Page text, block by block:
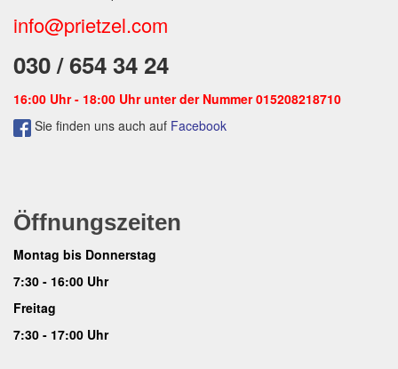
info@prietzel.com
030 / 654 34 24
16:00 Uhr - 18:00 Uhr unter der Nummer 015208218710
Sie finden uns auch auf Facebook
Öffnungszeiten
Montag bis Donnerstag
7:30 - 16:00 Uhr
Freitag
7:30 - 17:00 Uhr